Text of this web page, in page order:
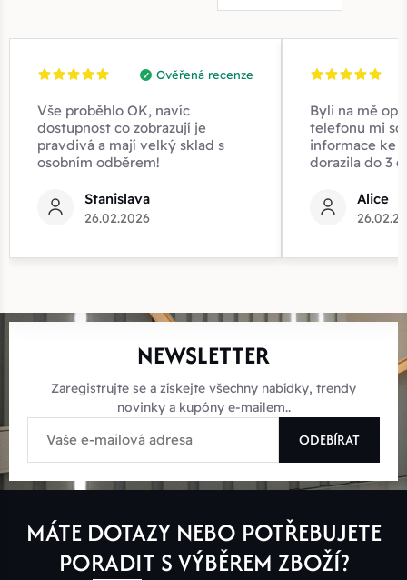
Ověřená recenze
Vše proběhlo OK, navíc
dostupnost co zobrazují je
pravdivá a mají velký sklad s
osobním odběrem!
Stanislava
26.02.2026
Byli na mě
telefonu mi
informace ke
dorazila do 3
Alice
NEWSLETTER
Zaregistrujte se a získejte všechny nabídky, trendy
novinky a kupóny e-mailem..
ODEBÍRAT
MÁTE DOTAZY NEBO POTŘEBUJETE
PORADIT S VÝBĚREM ZBOŽÍ?